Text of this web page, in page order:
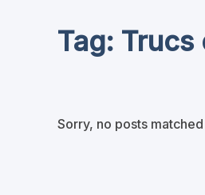
Tag: Trucs
Sorry, no posts